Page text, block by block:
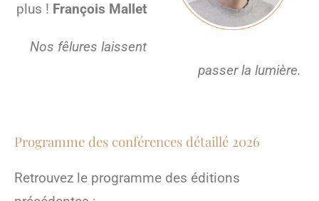
plus ! François Mallet
Nos fêlures laissent
passer la lumière.
Programme des conférences détaillé 2026
Retrouvez le programme des éditions